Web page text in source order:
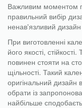
Важливим моментом
правильний вибір
ненав'язливий
При виготовленні
його якості,
повинен стояти на
щільності. Такий
оригінальний
обрати із
найбільше